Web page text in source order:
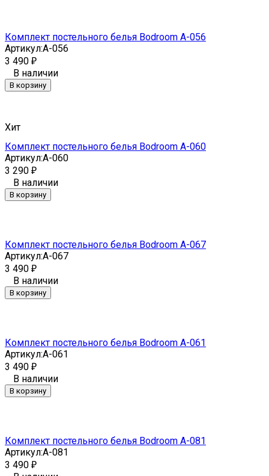
Комплект постельного белья Bodroom A-056
Артикул:A-056
3 490 ₽
В наличии
В корзину
Хит
Комплект постельного белья Bodroom A-060
Артикул:A-060
3 290 ₽
В наличии
В корзину
Комплект постельного белья Bodroom A-067
Артикул:A-067
3 490 ₽
В наличии
В корзину
Комплект постельного белья Bodroom A-061
Артикул:A-061
3 490 ₽
В наличии
В корзину
Комплект постельного белья Bodroom A-081
Артикул:A-081
3 490 ₽